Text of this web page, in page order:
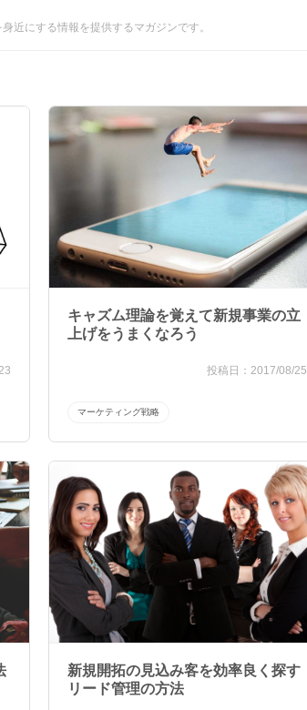
近にする情報を提供するマガジンです。
キャズム理論を覚えて新規事業の立
上げをうまくなろう
2017/08/25
マーケティング戦略
新規開拓の見込み客を効率良く探す
リード管理の方法